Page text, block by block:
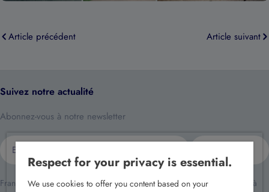
Article précédent Article suivant
Suivez notre actualité
Abonnez-vous à notre newsletter
mail
France Sécurité traite vos données dans le cadre de la relation client et à
Respect for your privacy is essential.
We use cookies to offer you content based on your